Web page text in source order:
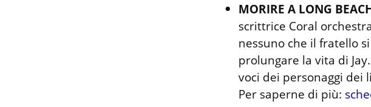
MORIRE A LONG
scrittrice Coral
nessuno che il fratello
prolungare la vita di
voci dei personaggi dei
Per saperne di più: